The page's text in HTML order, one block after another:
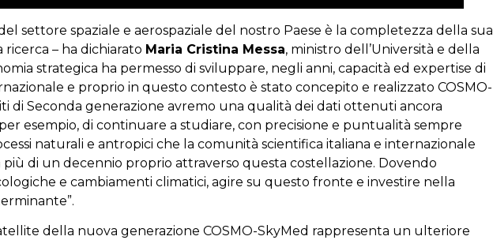
settore spaziale e aerospaziale del nostro Paese è la completezza della sua
– ha dichiarato Maria Cristina Messa, ministro dell’Università e della
strategica ha permesso di sviluppare, negli anni, capacità ed expertise di
e proprio in questo contesto è stato concepito e realizzato COSMO-
di Seconda generazione avremo una qualità dei dati ottenuti ancora
esempio, di continuare a studiare, con precisione e puntualità sempre
naturali e antropici che la comunità scientifica italiana e internazionale
di un decennio proprio attraverso questa costellazione. Dovendo
e cambiamenti climatici, agire su questo fronte e investire nella
della nuova generazione COSMO-SkyMed rappresenta un ulteriore